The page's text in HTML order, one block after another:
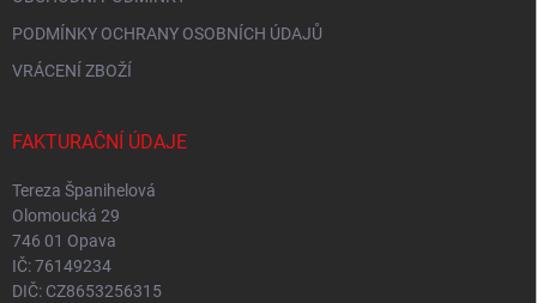
PODMÍNKY OCHRANY OSOBNÍCH ÚDAJŮ
VRÁCENÍ ZBOŽÍ
FAKTURAČNÍ ÚDAJE
Tereza Španihelová
Olomoucká 29
746 01 Opava
IČ: 76149234
DIČ: CZ8653256315